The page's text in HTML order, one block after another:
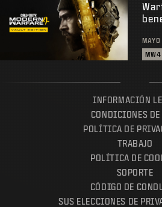
MW4
INFORMACIÓN
CONDICIONES DE
POLÍTICA DE
TRABAJO
POLÍTICA DE
SOPORTE
CÓDIGO DE
SUS ELECCIONES DE